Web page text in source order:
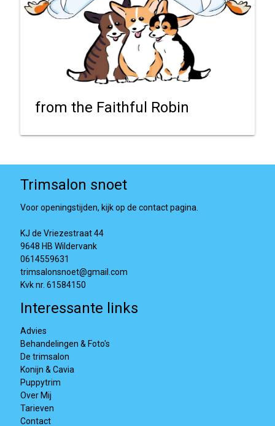
from the Faithful Robin
Trimsalon snoet
Voor openingstijden, kijk op de contact pagina.
KJ de Vriezestraat 44
9648 HB Wildervank
0614559631
trimsalonsnoet@gmail.com
Kvk nr. 61584150
Interessante links
Advies
Behandelingen & Foto's
De trimsalon
Konijn & Cavia
Puppytrim
Over Mij
Tarieven
Contact